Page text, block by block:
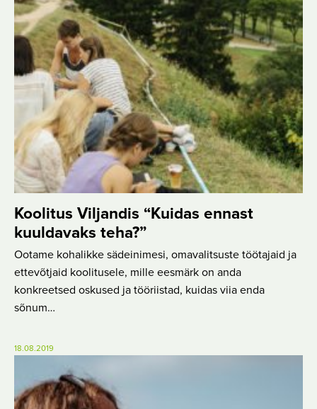
Koolitus Viljandis “Kuidas ennast
kuuldavaks teha?”
Ootame kohalikke sädeinimesi, omavalitsuste töötajaid ja
ettevõtjaid koolitusele, mille eesmärk on anda
konkreetsed oskused ja tööriistad, kuidas viia enda
sõnum…
18.08.2019